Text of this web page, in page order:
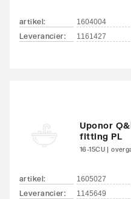
artikel: 1604004
Leverancier: 1161427
Uponor
fitting PL
16-15CU |
artikel: 1605027
Leverancier: 1145649